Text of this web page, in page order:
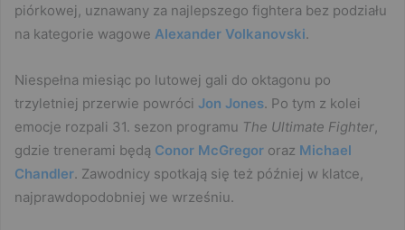
piórkowej, uznawany za najlepszego fightera bez podziału
na kategorie wagowe Alexander Volkanovski.
Niespełna miesiąc po lutowej gali do oktagonu po
trzyletniej przerwie powróci Jon Jones. Po tym z kolei
emocje rozpali 31. sezon programu The Ultimate Fighter,
gdzie trenerami będą Conor McGregor oraz Michael
Chandler. Zawodnicy spotkają się też później w klatce,
najprawdopodobniej we wrześniu.